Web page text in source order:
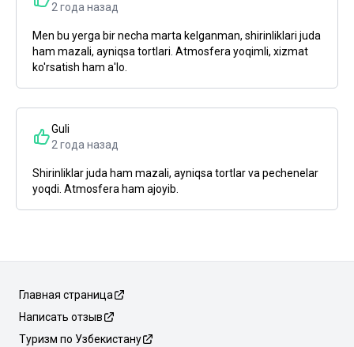
2 года назад
Men bu yerga bir necha marta kelganman, shirinliklari juda
ham mazali, ayniqsa tortlari. Atmosfera yoqimli, xizmat
ko'rsatish ham a'lo.
Guli
2 года назад
Shirinliklar juda ham mazali, ayniqsa tortlar va pechenelar
yoqdi. Atmosfera ham ajoyib.
Главная страница
Написать отзыв
Туризм по Узбекистану